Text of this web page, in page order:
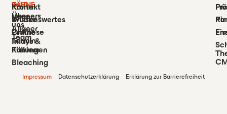
Kontakt
Wissenswertes
Online
Termin
GUT
Über
uns
Team
Karriere
ZÄHNE
Veneers
Aligner
Inlays &
Füllungen
Bleaching
Krone
Brücke
Prothese
Impressum Datenschutzerklärung Erklärung zur Barrierefreiheit